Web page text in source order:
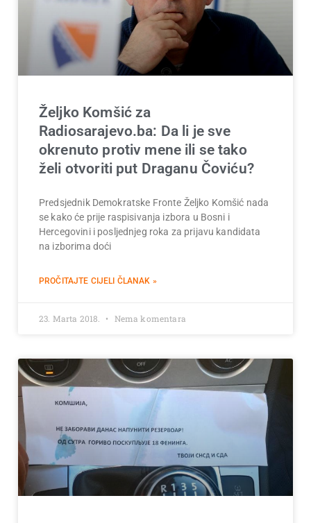
Željko Komšić za
Radiosarajevo.ba: Da li je sve
okrenuto protiv mene ili se tako
želi otvoriti put Draganu Čoviću?
Predsjednik Demokratske Fronte Željko Komšić nada
se kako će prije raspisivanja izbora u Bosni i
Hercegovini i posljednjeg roka za prijavu kandidata
na izborima doći
PROČITAJTE CIJELI ČLANAK »
23. Marta 2018. Nema komentara